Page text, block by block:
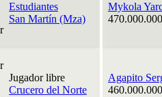
Estudiantes
San Martín (Mza)
Mykola
Jugador libre
Crucero del Norte
Agapito